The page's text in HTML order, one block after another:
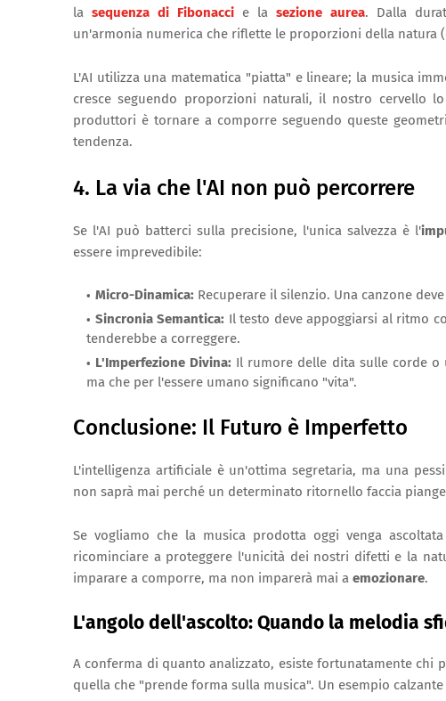
la sequenza di Fibonacci e la sezione aurea. Dalla
un'armonia numerica che riflette le proporzioni della natura
L'AI utilizza una matematica "piatta" e lineare; la musica
cresce seguendo proporzioni naturali, il nostro cervello
produttori è tornare a comporre seguendo queste
tendenza.
4. La via che l'AI non può percorrere
Se l'AI può batterci sulla precisione, l'unica salvezza è l'
essere imprevedibile:
Micro-Dinamica: Recuperare il silenzio. Una canzone
Sincronia Semantica: Il testo deve appoggiarsi al ritmo
tenderebbe a correggere.
L'Imperfezione Divina: Il rumore delle dita sulle corde o
ma che per l'essere umano significano "vita".
Conclusione: Il Futuro è Imperfetto
L'intelligenza artificiale è un'ottima segretaria, ma una
non saprà mai perché un determinato ritornello faccia
Se vogliamo che la musica prodotta oggi venga
ricominciare a proteggere l'unicità dei nostri difetti e la
imparare a comporre, ma non imparerà mai a emozionare.
L'angolo dell'ascolto: Quando la melodia
A conferma di quanto analizzato, esiste fortunatamente chi
quella che "prende forma sulla musica". Un esempio